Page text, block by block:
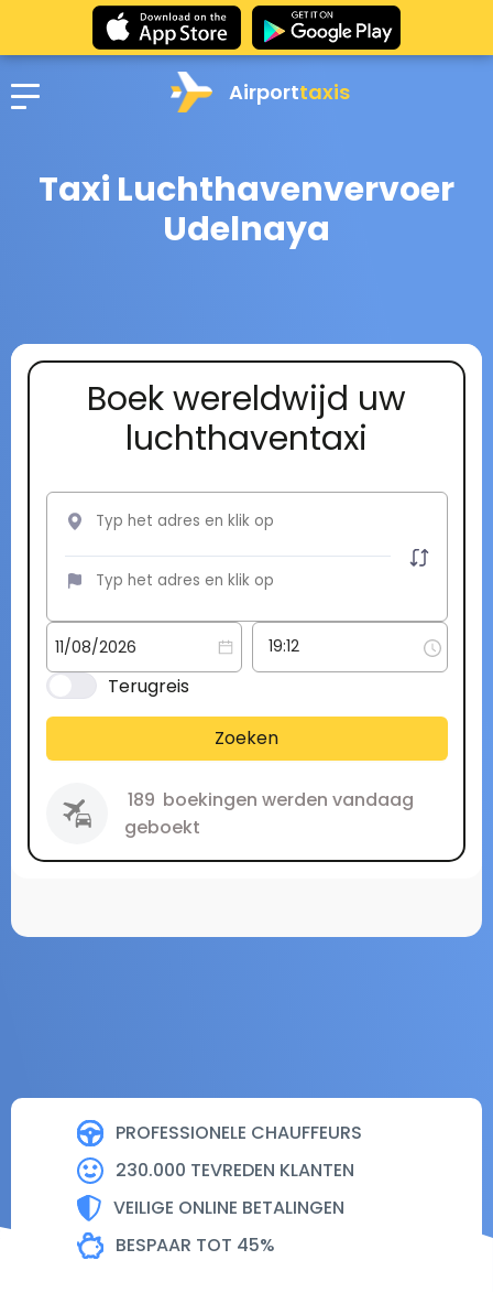
Airporttaxis
Taxi Luchthavenvervoer
Udelnaya
PROFESSIONELE CHAUFFEURS
230.000 TEVREDEN KLANTEN
VEILIGE ONLINE BETALINGEN
BESPAAR TOT 45%
Boek wereldwijd uw
luchthaventaxi
Terugreis
Zoeken
189 boekingen werden vandaag
geboekt